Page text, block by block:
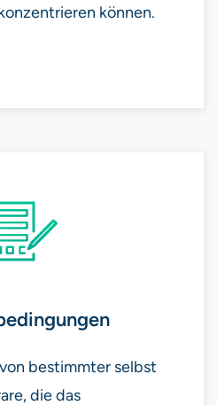
können.
bestimmter selbst
die das